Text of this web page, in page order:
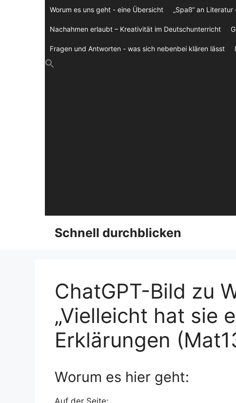
Worum es uns geht - eine Übersicht „Spaß“ an
Nachahmen erlaubt – Kreativität im Deutschunterricht
Fragen und Antworten - was sich nebenbei klären lässt
Schnell durchblicken
ChatGPT-Bild zu
„Vielleicht hat sie
Erklärungen
Worum es hier geht:
Auf der Seite: